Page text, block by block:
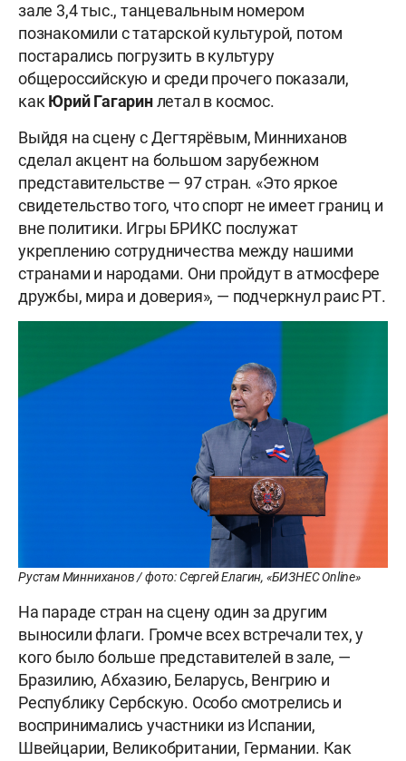
зале 3,4 тыс., танцевальным номером
познакомили с татарской культурой, потом
постарались погрузить в культуру
общероссийскую и среди прочего показали,
какЮрий Гагаринлетал в космос.
Выйдя на сцену с Дегтярёвым, Минниханов
сделал акцент на большом зарубежном
представительстве — 97 стран. «Это яркое
свидетельство того, что спорт не имеет границ и
вне политики. Игры БРИКС послужат
укреплению сотрудничества между нашими
странами и народами. Они пройдут в атмосфере
дружбы, мира и доверия», — подчеркнул раис РТ.
Рустам Минниханов / фото: Сергей Елагин, «БИЗНЕС Online»
На параде стран на сцену один за другим
выносили флаги. Громче всех встречали тех, у
кого было больше представителей в зале, —
Бразилию, Абхазию, Беларусь, Венгрию и
Республику Сербскую. Особо смотрелись и
воспринимались участники из Испании,
Швейцарии, Великобритании, Германии. Как